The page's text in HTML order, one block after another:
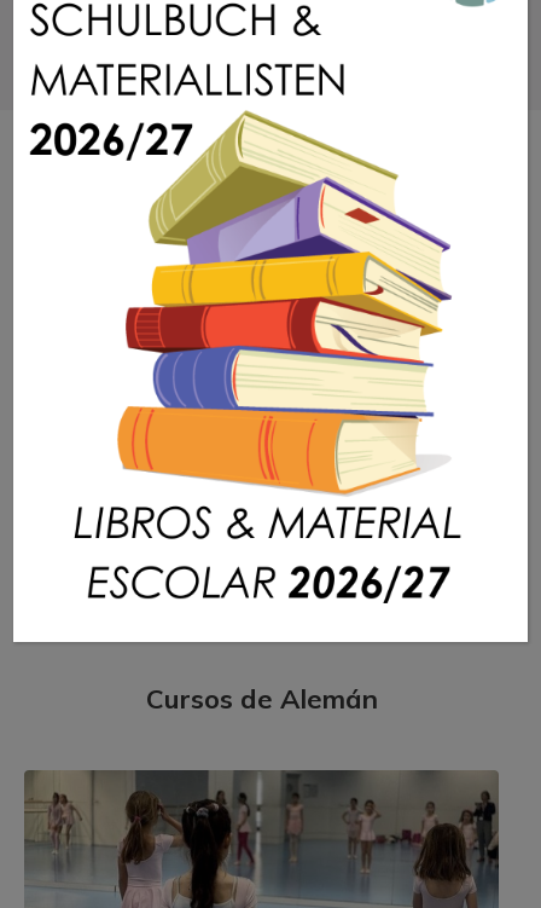
DSB - Colegio privado internacional en
Barcelona - ¡Mucho más que un Colegio!
¿Por qué el Colegio Alemán?
Admisión
Casal de verano 2026
Cursos de Alemán